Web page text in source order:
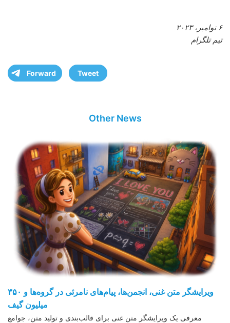
۶ نوامبر، ۲۰۲۳
تیم تلگرام
Forward Tweet
Other News
ویرایشگر متن غنی، انجمن‌ها، پیام‌های نامرئی در گروه‌ها و ۳۵۰
میلیون گیف
معرفی یک ویرایشگر متن غنی برای قالب‌بندی و تولید متن، جوامع